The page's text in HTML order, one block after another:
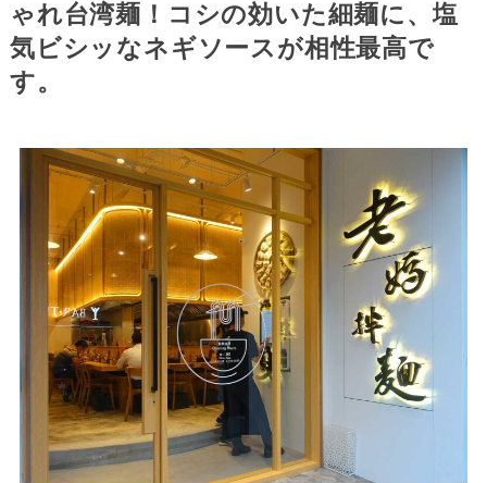
ゃれ台湾麺！コシの効いた細麺に、塩
気ビシッなネギソースが相性最高で
す。